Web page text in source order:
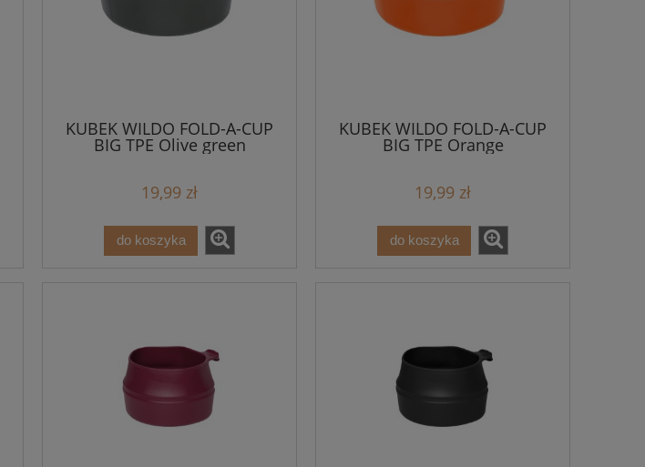
KUBEK WILDO FOLD-A-CUP
BIG TPE Olive green
19,99 zł
do koszyka
KUBEK WILDO FOLD-A-CUP
BIG TPE Orange
19,99 zł
do koszyka